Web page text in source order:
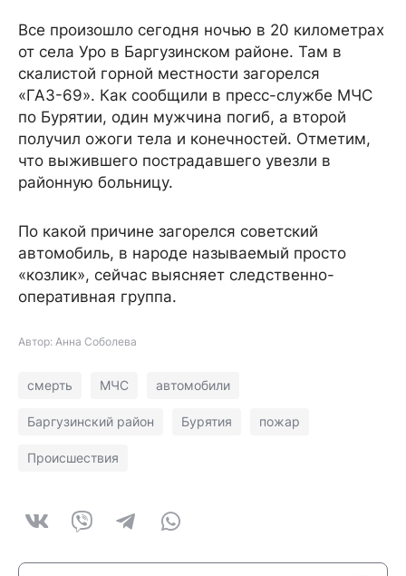
Все произошло сегодня ночью в 20 километрах
от села Уро в Баргузинском районе. Там в
скалистой горной местности загорелся
«ГАЗ-69». Как сообщили в пресс-службе МЧС
по Бурятии, один мужчина погиб, а второй
получил ожоги тела и конечностей. Отметим,
что выжившего пострадавшего увезли в
районную больницу.
По какой причине загорелся советский
автомобиль, в народе называемый просто
«козлик», сейчас выясняет следственно-
оперативная группа.
Автор: Анна Соболева
смерть МЧС автомобили
Баргузинский район Бурятия пожар
Происшествия